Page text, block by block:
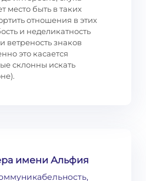
место быть в таких
отношения в этих
и неделикатность
ветреность знаков
это касается
склонны искать
имени Альфия